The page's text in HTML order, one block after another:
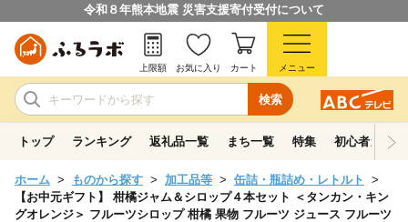
令和８年熊本地震 災害支援寄付受付について
検索
上限額 お気に入り カート メニュー
トップ ランキング 返礼品一覧 まち一覧 特集 初心者ガイド
ホーム ものから探す 加工品等
缶詰・瓶詰め・レトルト
【お中元ギフト】 柑橘ジャム＆シロップ４本セット ＜タンカン・キン
グオレンジ＞ フルーツシロップ 柑橘 果物 フルーツ ジュース フルーツ